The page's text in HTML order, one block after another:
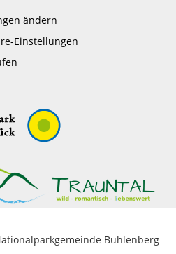
ändern
Einstellungen
Buhlenberg